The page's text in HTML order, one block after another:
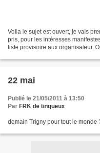
Voila le sujet est ouvert, je vais
pris, pour les intéresses
liste provisoire aux organisateur.
22 mai
Publié le 21/05/2011 à 13:50
Par FRK de tinqueux
demain Trigny pour tout le monde